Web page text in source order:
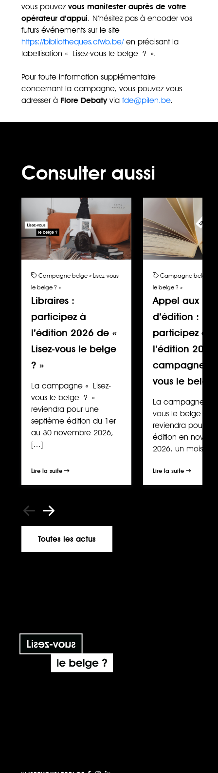
vous pouvez vous manifester auprès de votre
opérateur d’appui. N’hésitez pas à encoder vos
futurs événements sur le site
https://bibliotheques.cfwb.be/en précisant la
labellisation « Lisez-vous le belge ? ».
Pour toute information supplémentaire
concernant la campagne, vous pouvez vous
adresser à Flore Debatyvia fde@pilen.be.
Consulter aussi
Campagne belge « Lisez-vous
le belge ? »
Libraires :
participez à
l’édition 2026 de «
Lisez-vous le belge
? »
La campagne « Lisez-
vous le belge ? »
reviendra pour une
septième édition du 1er
au 30 novembre 2026,
[…]
Lire la suite
Campagne belge «
le belge ? »
Appel aux
d’édition :
participez à
l’édition
campagne «
vous le belge
La campagne «
vous le belge ? »
reviendra pour
édition en
2026, un mois […]
Lire la suite
Toutes les actus